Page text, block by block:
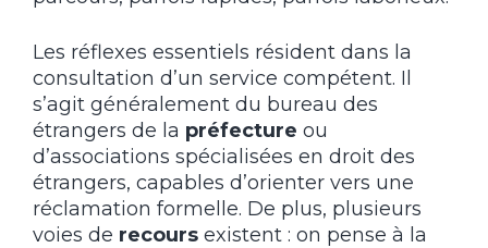
Les réflexes essentiels résident dans la
consultation d’un service compétent. Il
s’agit généralement du bureau des
étrangers de la préfecture ou
d’associations spécialisées en droit des
étrangers, capables d’orienter vers une
réclamation formelle. De plus, plusieurs
voies de recours existent : on pense à la